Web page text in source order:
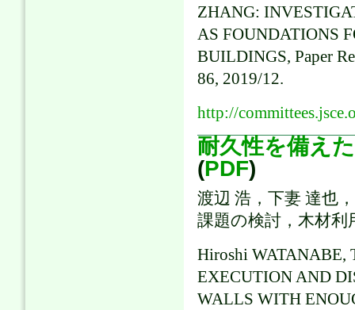
ZHANG:
AS FOUNDATIONS
BUILDINGS, Paper
86, 2019/12.
http://
耐久性を備え
(PDF)
渡辺 浩，下妻 達也
課題の検討，木材利
Hiroshi WATANABE,
EXECUTION AND
WALLS WITH